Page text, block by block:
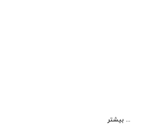
بیشتر ...